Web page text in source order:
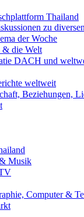
Thailand
zu
der Woche
die Welt
DACH und
weltweit
Beziehungen,
Musik
Computer &